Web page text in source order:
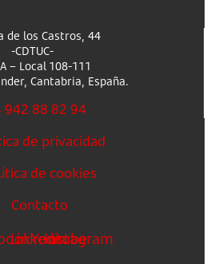
de los Castros, 44
-CDTUC-
– Local 108-111
Cantabria, España.
942 88 82 94
de privacidad
de cookies
Contacto
Linkedin
Youtube
Instagram